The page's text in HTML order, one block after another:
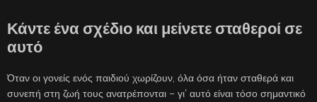
Κάντε ένα σχέδιο και μείνετε σταθεροί σε
αυτό
Όταν οι γονείς ενός παιδιού χωρίζουν, όλα όσα ήταν σταθερά και
συνεπή στη ζωή τους ανατρέπονται – γι’ αυτό είναι τόσο σημαντικό